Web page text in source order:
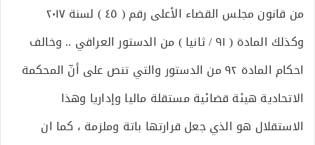
من قانون مجلس القضاء الأعلى رقم ( ٤٥ ) لسنة ٢٠١٧
وكذلك المادة ( ٩١ / ثانيا ) من الدستور العراقي .. وخالف
احكام المادة ٩٢ من الدستور والتي تنص على أنّ المحكمة
الاتحادية هيئة قضائية مستقلة ماليا وإداريا وهذا
الاستقلال هو الذي جعل قرارتها باتة وملزمة ، كما ان